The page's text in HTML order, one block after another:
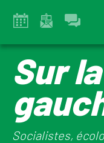
Sur
Socialistes,